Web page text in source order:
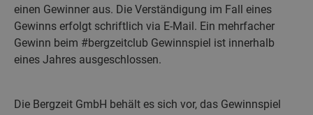
einen Gewinner aus. Die Verständigung im Fall eines
Gewinns erfolgt schriftlich via E-Mail. Ein mehrfacher
Gewinn beim #bergzeitclub Gewinnspiel ist innerhalb
eines Jahres ausgeschlossen.
Die Bergzeit GmbH behält es sich vor, das Gewinnspiel